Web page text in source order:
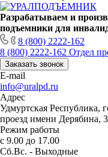
Разрабатываем и
подъемники для
8 (800) 2222-162
8 (800) 2222-162 Отдел
Заказать звонок
E-mail
info@uralpd.ru
Адрес
Удмуртская Республика,
проезд имени Дерябина, 3
Режим работы
с 9.00 до 17.00
Сб.Вс. - Выходные